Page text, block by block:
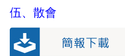
伍、散會